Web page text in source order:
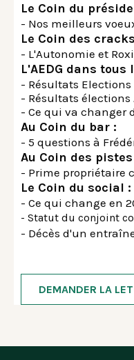
Le Coin du
- Nos meilleurs
Le Coin des
- L'Autonomie et
L'AEDG dans tous
- Résultats Elections
- Résultats élections
- Ce qui va changer
Au Coin du bar :
- 5 questions à
Au Coin des pistes
- Prime propriétaire
Le Coin du social :
- Ce qui change en
- Statut du conjoint
- Décès d'un
DEMANDER LA